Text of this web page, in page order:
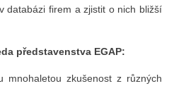
databázi firem a zjistit o nich bližší
představenstva EGAP:
mnohaletou zkušenost z různých